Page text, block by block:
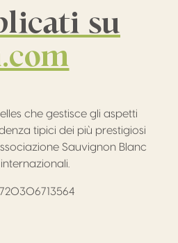
su
che gestisce gli aspetti
tipici dei più prestigiosi
Sauvignon Blanc